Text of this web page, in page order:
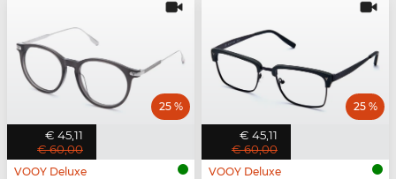
€ 45,11
€ 60,00
25 %
VOOY Deluxe
€ 45,11
€ 60,00
25 %
VOOY Deluxe